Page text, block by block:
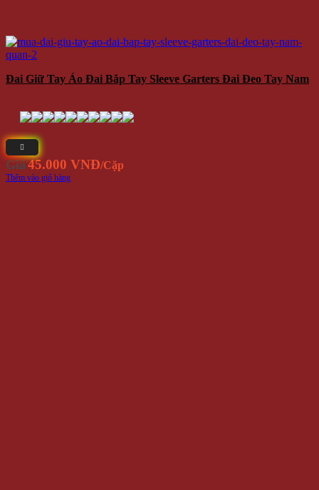
Đai Giữ Tay Áo Đai Bắp Tay Sleeve Garters Đai Đeo Tay Nam
Giá45.000 VNĐ/Cặp
Thêm vào giỏ hàng